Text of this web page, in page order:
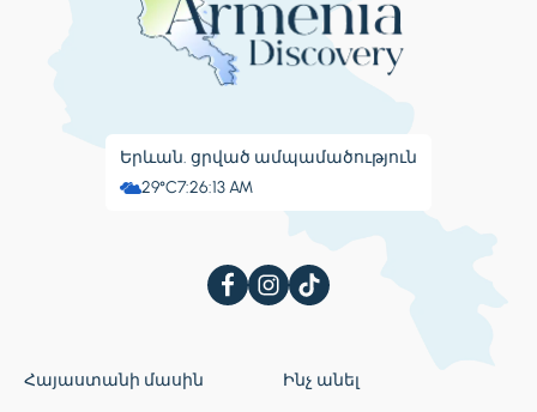
Երևան. ցրված ամպամածություն
29°C7:26:14 AM
Հայաստանի մասին Ինչ անել